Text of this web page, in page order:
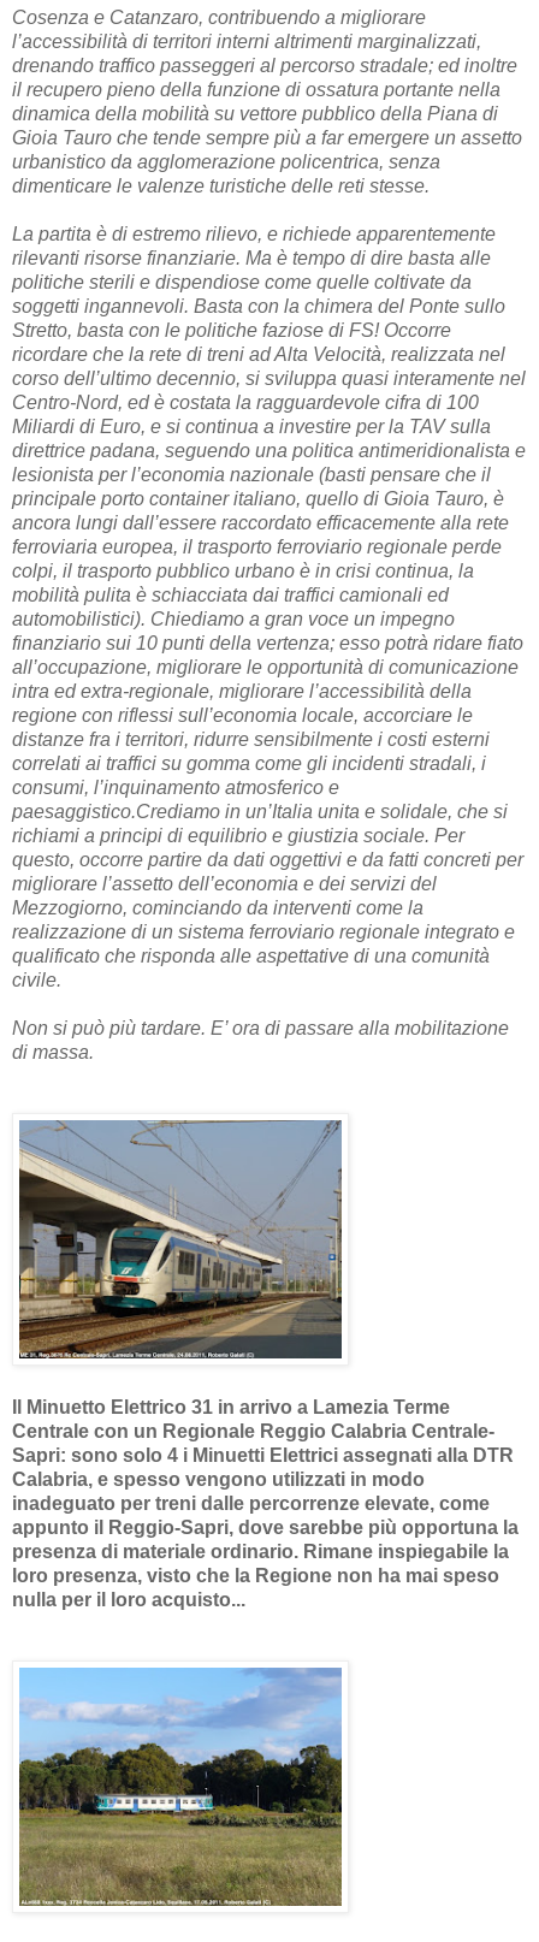
Cosenza e Catanzaro, contribuendo a migliorare
l’accessibilità di territori interni altrimenti marginalizzati,
drenando traffico passeggeri al percorso stradale; ed inoltre
il recupero pieno della funzione di ossatura portante nella
dinamica della mobilità su vettore pubblico della Piana di
Gioia Tauro che tende sempre più a far emergere un assetto
urbanistico da agglomerazione policentrica, senza
dimenticare le valenze turistiche delle reti stesse.
La partita è di estremo rilievo, e richiede apparentemente
rilevanti risorse finanziarie. Ma è tempo di dire basta alle
politiche sterili e dispendiose come quelle coltivate da
soggetti ingannevoli. Basta con la chimera del Ponte sullo
Stretto, basta con le politiche faziose di FS! Occorre
ricordare che la rete di treni ad Alta Velocità, realizzata nel
corso dell’ultimo decennio, si sviluppa quasi interamente nel
Centro-Nord, ed è costata la ragguardevole cifra di 100
Miliardi di Euro, e si continua a investire per la TAV sulla
direttrice padana, seguendo una politica antimeridionalista e
lesionista per l’economia nazionale (basti pensare che il
principale porto container italiano, quello di Gioia Tauro, è
ancora lungi dall’essere raccordato efficacemente alla rete
ferroviaria europea, il trasporto ferroviario regionale perde
colpi, il trasporto pubblico urbano è in crisi continua, la
mobilità pulita è schiacciata dai traffici camionali ed
automobilistici). Chiediamo a gran voce un impegno
finanziario sui 10 punti della vertenza; esso potrà ridare fiato
all’occupazione, migliorare le opportunità di comunicazione
intra ed extra-regionale, migliorare l’accessibilità della
regione con riflessi sull’economia locale, accorciare le
distanze fra i territori, ridurre sensibilmente i costi esterni
correlati ai traffici su gomma come gli incidenti stradali, i
consumi, l’inquinamento atmosferico e
paesaggistico.Crediamo in un’Italia unita e solidale, che si
richiami a principi di equilibrio e giustizia sociale. Per
questo, occorre partire da dati oggettivi e da fatti concreti per
migliorare l’assetto dell’economia e dei servizi del
Mezzogiorno, cominciando da interventi come la
realizzazione di un sistema ferroviario regionale integrato e
qualificato che risponda alle aspettative di una comunità
civile.
Non si può più tardare. E’ ora di passare alla mobilitazione
di massa.
Il Minuetto Elettrico 31 in arrivo a Lamezia Terme
Centrale con un Regionale Reggio Calabria Centrale-
Sapri: sono solo 4 i Minuetti Elettrici assegnati alla DTR
Calabria, e spesso vengono utilizzati in modo
inadeguato per treni dalle percorrenze elevate, come
appunto il Reggio-Sapri, dove sarebbe più opportuna la
presenza di materiale ordinario. Rimane inspiegabile la
loro presenza, visto che la Regione non ha mai speso
nulla per il loro acquisto...